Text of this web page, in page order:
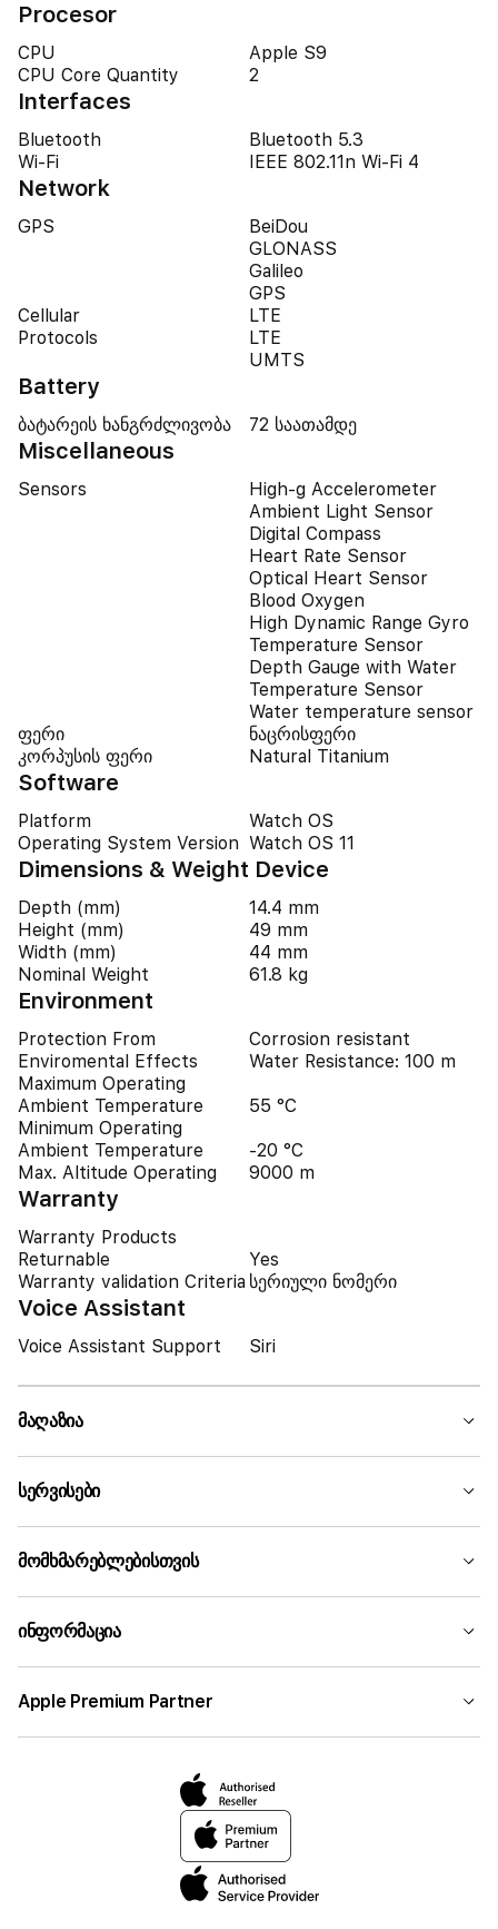
Procesor
CPU
Apple S9
CPU Core Quantity
2
Interfaces
Bluetooth
Bluetooth 5.3
Wi-Fi
IEEE 802.11n Wi-Fi 4
Network
GPS
BeiDou
GLONASS
Galileo
GPS
Cellular
LTE
Protocols
LTE
UMTS
Battery
ბატარეის ხანგრძლივობა 72 საათამდე
Miscellaneous
Sensors
High-g Accelerometer
Ambient Light Sensor
Digital Compass
Heart Rate Sensor
Optical Heart Sensor
Blood Oxygen
High Dynamic Range Gyro
Temperature Sensor
Depth Gauge with Water
Temperature Sensor
Water temperature sensor
ფერი
ნაცრისფერი
კორპუსის ფერი
Natural Titanium
Software
Platform
Watch OS
Operating System Version Watch OS 11
Dimensions & Weight Device
Depth (mm)
14.4 mm
Height (mm)
49 mm
Width (mm)
44 mm
Nominal Weight
61.8 kg
Environment
Protection From
Enviromental Effects
Corrosion resistant
Water Resistance: 100 m
Maximum Operating
Ambient Temperature
55 °C
Minimum Operating
Ambient Temperature
-20 °C
Max. Altitude Operating
9000 m
Warranty
Warranty Products
Returnable
Yes
Warranty validation Criteria სერიული ნომერი
Voice Assistant
Voice Assistant Support Siri
მაღაზია
სერვისები
მომხმარებლებისთვის
ინფორმაცია
Apple Premium Partner